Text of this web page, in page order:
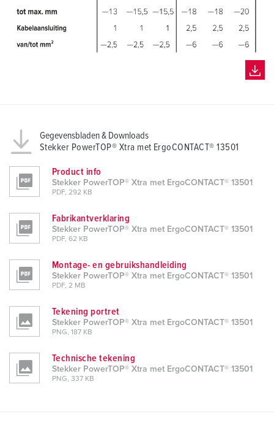
Gegevensbladen & Downloads
Stekker PowerTOP® Xtra met ErgoCONTACT® 13501
Product info
Stekker PowerTOP® Xtra met ErgoCONTACT® 13501
PDF, 292 KB
Fabrikantverklaring
Stekker PowerTOP® Xtra met ErgoCONTACT® 13501
PDF, 62 KB
Montage- en gebruikshandleiding
Stekker PowerTOP® Xtra met ErgoCONTACT® 13501
PDF, 2 MB
Tekening portret
Stekker PowerTOP® Xtra met ErgoCONTACT® 13501
PNG, 187 KB
Technische tekening
Stekker PowerTOP® Xtra met ErgoCONTACT® 13501
PNG, 337 KB